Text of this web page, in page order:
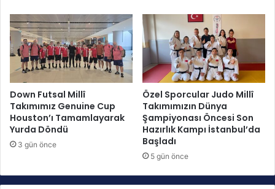
r
u
p
a
m
p
i
y
o
a
A
v
r
a
Ü
ç
ü
n
s
Down Futsal Millî
Takımımız Genuine Cup
Houston’ı Tamamlayarak
Yurda Döndü
3 gün önce
Özel Sporcular Judo Millî
Takımımızın Dünya
Şampiyonası Öncesi Son
Hazırlık Kampı İstanbul’da
Başladı
5 gün önce